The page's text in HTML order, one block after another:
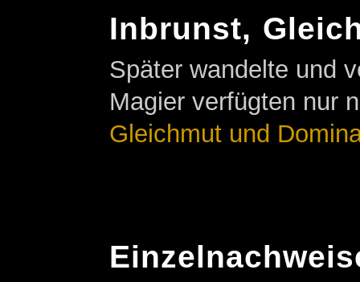
Inbrunst,
Später wandelte und
Magier verfügten nur
Gleichmut und